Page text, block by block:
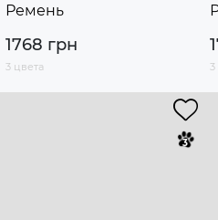
Ремень
1768 грн
3 цвета